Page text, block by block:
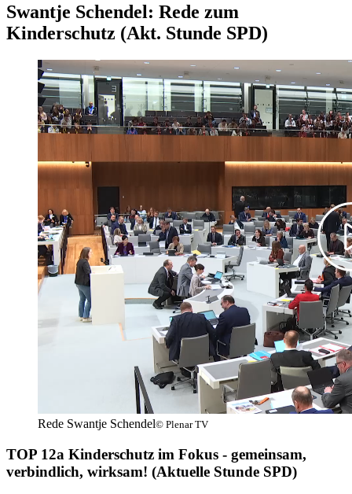
Swantje Schendel: Rede zum
Kinderschutz (Akt. Stunde SPD)
Rede Swantje Schendel© Plenar TV
TOP 12a Kinderschutz im Fokus - gemeinsam,
verbindlich, wirksam! (Aktuelle Stunde SPD)